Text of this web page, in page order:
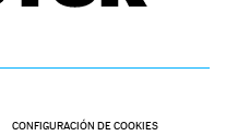
CONFIGURACIÓN DE COOKIES